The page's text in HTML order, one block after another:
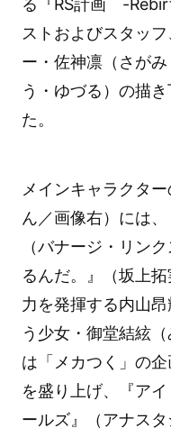
る『RS計画 -
ストおよびスタッ
ー・佐神凛（さが
う・ゆづる）の描
た。
メインキャラクタ
ん／画像右）には、
（バナージ・リン
るんだ。』（坂上
力を発揮する内山
う少女・御堂結絃
は「メカつく」の
を盛り上げ、『ア
ールズ』（アナス